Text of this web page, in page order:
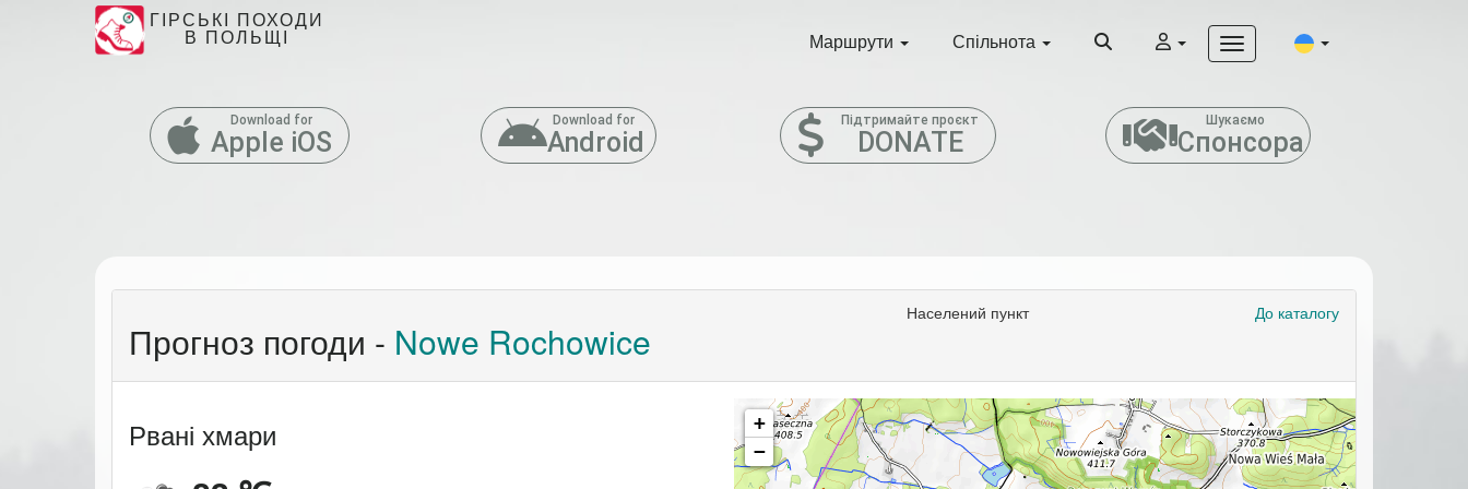
ГІРСЬКІ ПОХОДИ
В ПОЛЬЩІ Маршрути Спільнота
Download for
Apple iOS
Download for
Android
Підтримайте проєкт
DONATE
Шукаємо
Спонсора
Прогноз погоди - Nowe Rochowice
Населений пункт До каталогу
Рвані хмари
+
−